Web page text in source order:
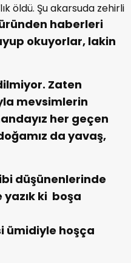
öldü. Şu akarsuda zehirli
haberleri
okuyorlar, lakin
Zaten
mevsimlerin
her geçen
da yavaş,
düşünenlerinde
yazık ki boşa
ümidiyle hoşça